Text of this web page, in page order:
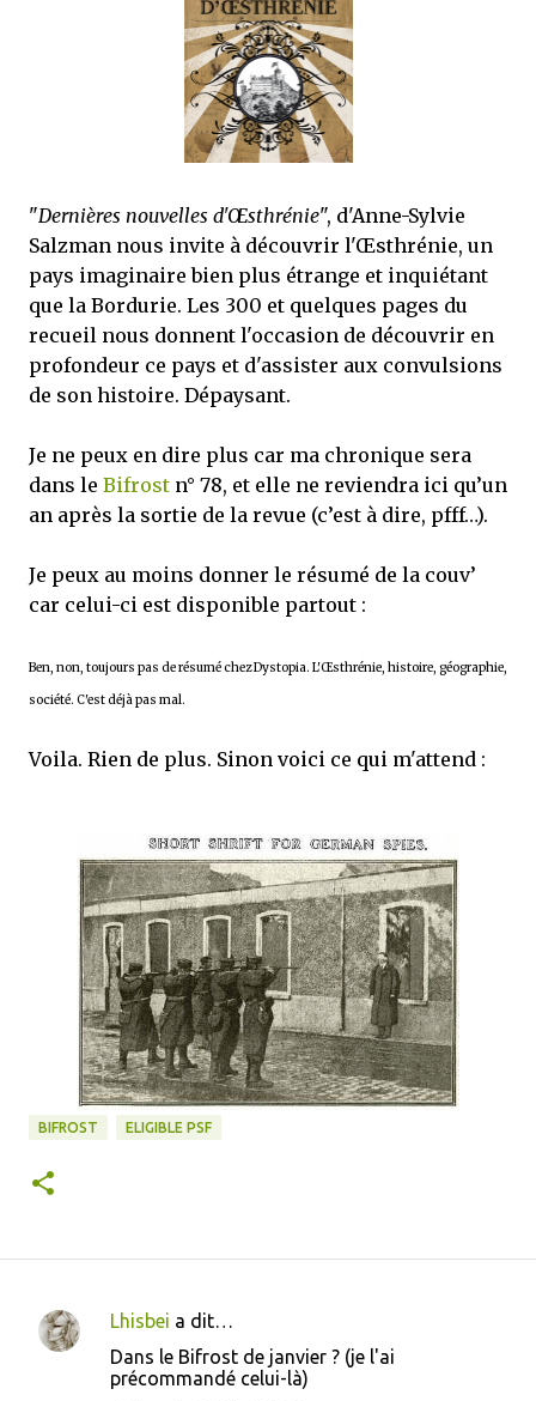
j’ai dit au sujet des tomes précédents : tant l’univers que les protagonistes
"Dernières nouvelles d'Œsthrénie", d'Anne-Sylvie
Salzman nous invite à découvrir l'Œsthrénie, un
pays imaginaire bien plus étrange et inquiétant
que la Bordurie. Les 300 et quelques pages du
recueil nous donnent l'occasion de découvrir en
profondeur ce pays et d'assister aux convulsions
de son histoire. Dépaysant.
Je ne peux en dire plus car ma chronique sera
dans le Bifrost n° 78, et elle ne reviendra ici qu’un
an après la sortie de la revue (c’est à dire, pfff…).
Je peux au moins donner le résumé de la couv’
car celui-ci est disponible partout :
Ben, non, toujours pas de résumé chez Dystopia. L'Œsthrénie, histoire, géographie,
société. C'est déjà pas mal.
Voila. Rien de plus. Sinon voici ce qui m'attend :
BIFROST ELIGIBLE PSF
C
Lhisbei a dit…
Dans le Bifrost de janvier ? (je l'ai
précommandé celui-là)